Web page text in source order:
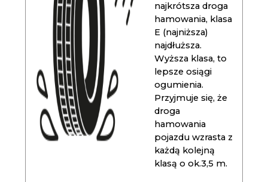
najkrótsza droga
hamowania, klasa
E (najniższa)
najdłuższa.
Wyższa klasa, to
lepsze osiągi
ogumienia.
Przyjmuje się, że
droga
hamowania
pojazdu wzrasta z
każdą kolejną
klasą o ok.3,5 m.